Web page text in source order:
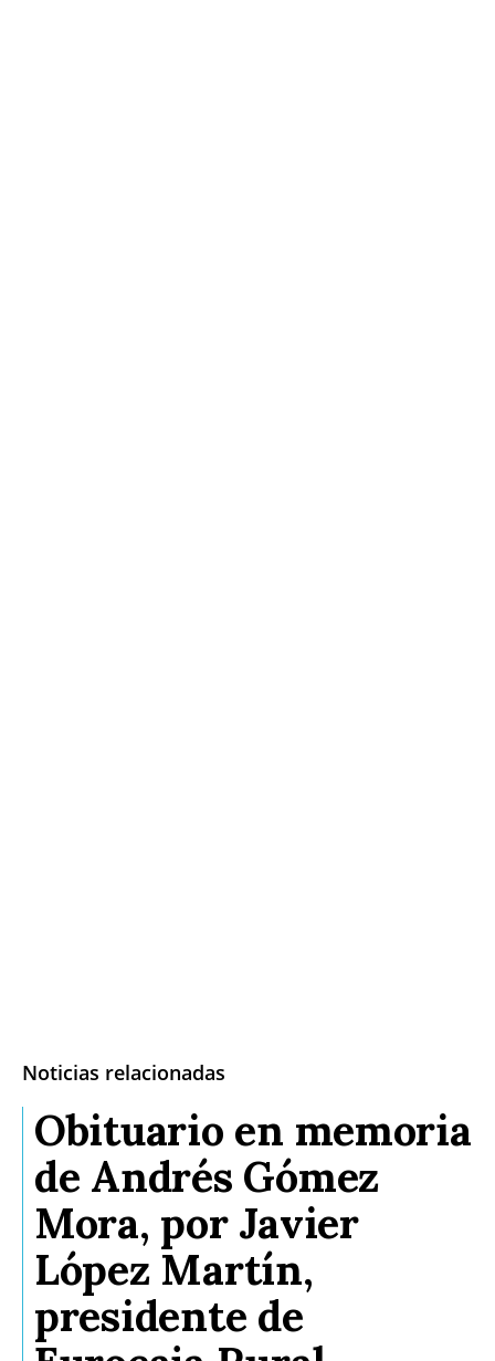
Noticias relacionadas
Obituario en memoria
de Andrés Gómez
Mora, por Javier
López Martín,
presidente de